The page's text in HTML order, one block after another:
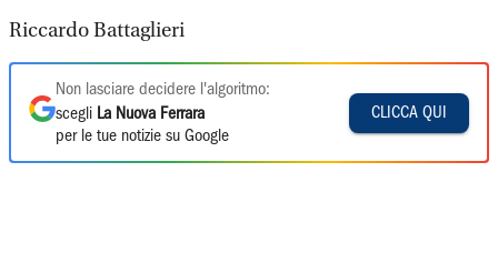
Riccardo Battaglieri
Non lasciare decidere l'algoritmo:
scegli La Nuova Ferrara
per le tue notizie su Google
CLICCA QUI